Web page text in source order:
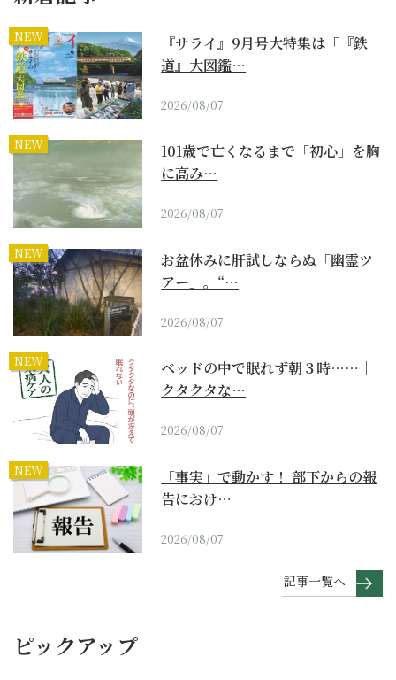
NEW
『サライ』9月号大特集は「『鉄
道』大図鑑…
2026/08/07
NEW
101歳で亡くなるまで「初心」を胸
に高み…
2026/08/07
NEW
お盆休みに肝試しならぬ「幽霊ツ
アー」。“…
2026/08/07
NEW
ベッドの中で眠れず朝３時……｜
クタクタな…
2026/08/07
NEW
「事実」で動かす！ 部下からの報
告におけ…
2026/08/07
記事一覧へ
ピックアップ